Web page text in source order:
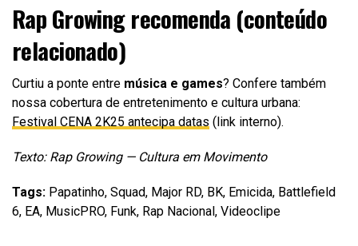
Rap Growing recomenda (conteúdo
relacionado)
Curtiu a ponte entre música e games? Confere também
nossa cobertura de entretenimento e cultura urbana:
Festival CENA 2K25 antecipa datas (link interno).
Texto: Rap Growing — Cultura em Movimento
Tags: Papatinho, Squad, Major RD, BK, Emicida, Battlefield
6, EA, MusicPRO, Funk, Rap Nacional, Videoclipe